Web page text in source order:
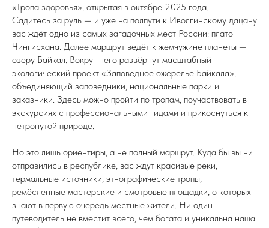
«Тропа здоровья», открытая в октябре 2025 года.
Садитесь за руль — и уже на полпути к Иволгинскому дацану
вас ждёт одно из самых загадочных мест России: плато
Чингисхана. Далее маршрут ведёт к жемчужине планеты —
озеру Байкал. Вокруг него развёрнут масштабный
экологический проект «Заповедное ожерелье Байкала»,
объединяющий заповедники, национальные парки и
заказники. Здесь можно пройти по тропам, поучаствовать в
экскурсиях с профессиональными гидами и прикоснуться к
нетронутой природе.
Но это лишь ориентиры, а не полный маршрут. Куда бы вы ни
отправились в республике, вас ждут красивые реки,
термальные источники, этнографические тропы,
ремёсленные мастерские и смотровые площадки, о которых
знают в первую очередь местные жители. Ни один
путеводитель не вместит всего, чем богата и уникальна наша